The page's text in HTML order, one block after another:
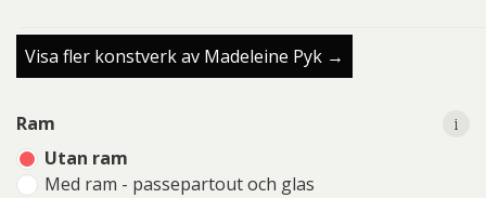
Visa fler konstverk av Madeleine Pyk →
Ram
Utan ram
Med ram - passepartout och glas
i